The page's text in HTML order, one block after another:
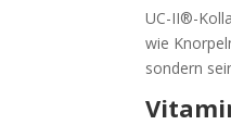
UC-II®-
wie
sondern